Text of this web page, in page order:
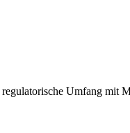
Umfang mit